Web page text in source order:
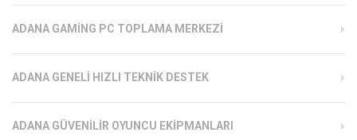
ADANA GAMING PC TOPLAMA MERKEZI
ADANA GENELI HIZLI TEKNIK DESTEK
ADANA GÜVENILIR OYUNCU EKIPMANLARI